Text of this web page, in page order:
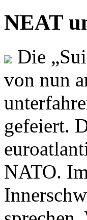
NEAT
Die
von nun
gefeiert.
NATO.